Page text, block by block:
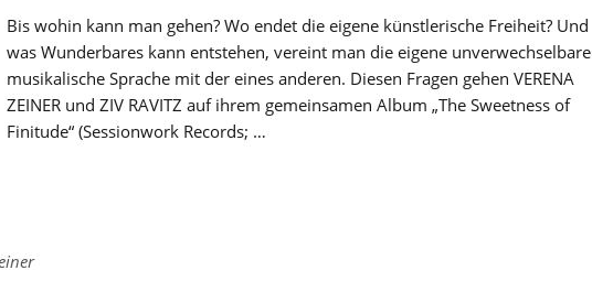
Bis wohin kann man gehen? Wo endet die eigene künstlerische Freiheit? Und
was Wunderbares kann entstehen, vereint man die eigene unverwechselbare
musikalische Sprache mit der eines anderen. Diesen Fragen gehen VERENA
ZEINER und ZIV RAVITZ auf ihrem gemeinsamen Album „The Sweetness of
Finitude“ (Sessionwork Records; …